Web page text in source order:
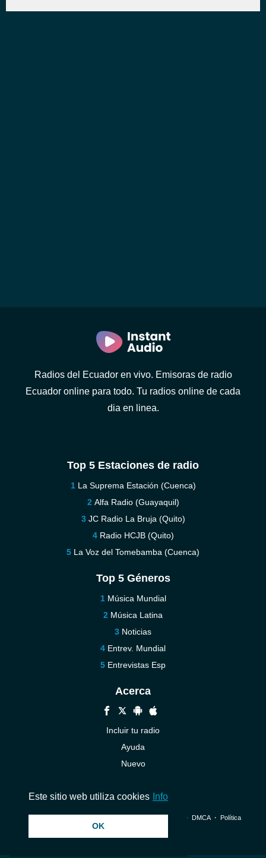
Radios del Ecuador en vivo. Emisoras de radio
Ecuador online para todo. Tu radios online de cada
dia en linea.
Top 5 Estaciones de radio
La Suprema Estación (Cuenca)
Alfa Radio (Guayaquil)
JC Radio La Bruja (Quito)
Radio HCJB (Quito)
La Voz del Tomebamba (Cuenca)
Top 5 Géneros
Música Mundial
Música Latina
Noticias
Entrev. Mundial
Entrevistas Esp
Acerca
Incluir tu radio
Ayuda
Nuevo
© 2026 InstantAudio. Reservados todos los derechos. ・ DMCA・ Política
Este sitio web utiliza cookies Info
OK